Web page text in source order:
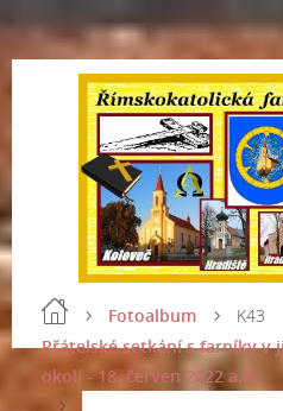
Fotoalbum
Přátelské setkání s farníky v
okolí - 18. červen 2022 a.d.
K43